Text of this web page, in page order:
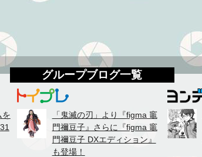
グループブログ一覧
を
「鬼滅の刃」より『figma 竈
門禰豆子』さらに『figma 竈
門禰豆子 DXエディション』
も登場！